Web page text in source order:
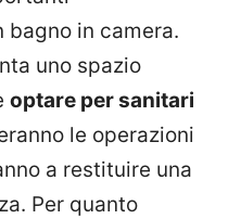
bagno in camera.
uno spazio
optare per sanitari
le operazioni
a restituire una
Per quanto